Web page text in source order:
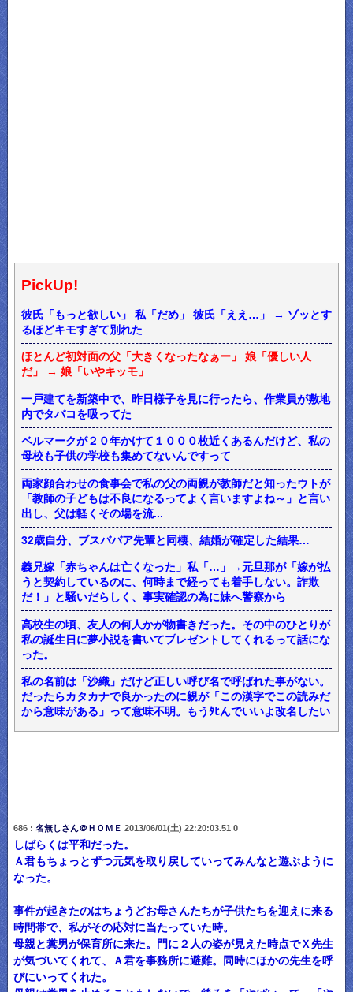
PickUp!
彼氏「もっと欲しい」 私「だめ」 彼氏「ええ…」 → ゾッとす
るほどキモすぎて別れた
ほとんど初対面の父「大きくなったなぁー」 娘「優しい人
だ」 → 娘「いやキッモ」
一戸建てを新築中で、昨日様子を見に行ったら、作業員が敷地
内でタバコを吸ってた
ベルマークが２０年かけて１０００枚近くあるんだけど、私の
母校も子供の学校も集めてないんですって
両家顔合わせの食事会で私の父の両親が教師だと知ったウトが
「教師の子どもは不良になるってよく言いますよね～」と言い
出し、父は軽くその場を流...
32歳自分、ブスババア先輩と同棲、結婚が確定した結果…
義兄嫁「赤ちゃんは亡くなった」私「…」→元旦那が「嫁が払
うと契約しているのに、何時まで経っても着手しない。詐欺
だ！」と騒いだらしく、事実確認の為に妹へ警察から
高校生の頃、友人の何人かが物書きだった。その中のひとりが
私の誕生日に夢小説を書いてプレゼントしてくれるって話にな
った。
私の名前は「沙織」だけど正しい呼び名で呼ばれた事がない。
だったらカタカナで良かったのに親が「この漢字でこの読みだ
から意味がある」って意味不明。もうﾀﾋんでいいよ改名したい
686 : 名無しさん＠ＨＯＭＥ 2013/06/01(土) 22:20:03.51 0
しばらくは平和だった。
Ａ君もちょっとずつ元気を取り戻していってみんなと遊ぶように
なった。
事件が起きたのはちょうどお母さんたちが子供たちを迎えに来る
時間帯で、私がその応対に当たっていた時。
母親と糞男が保育所に来た。門に２人の姿が見えた時点でＸ先生
が気づいてくれて、Ａ君を事務所に避難。同時にほかの先生を呼
びにいってくれた。